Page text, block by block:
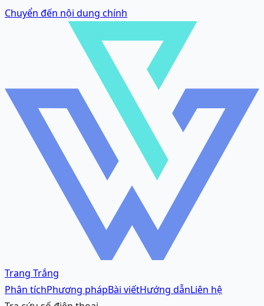
Chuyển đến nội dung chính
Trang Trắng
Phân tíchPhương phápBài viếtHướng dẫnLiên hệ